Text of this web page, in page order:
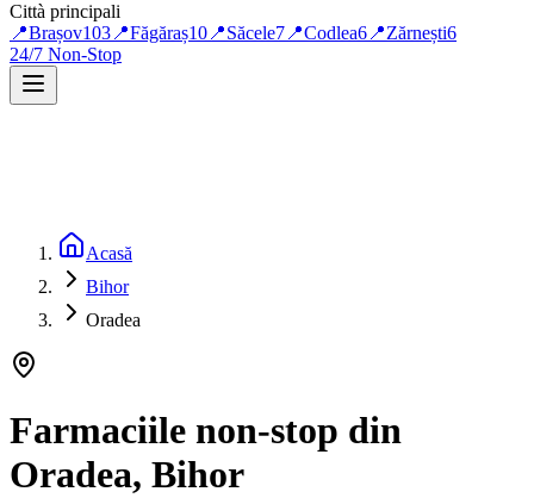
Città principali
📍Brașov103 📍Făgăraș10 📍Săcele7 📍Codlea6 📍Zărnești6
24/7 Non-Stop
Acasă
Bihor
Oradea
Farmaciile non-stop din
Oradea, Bihor